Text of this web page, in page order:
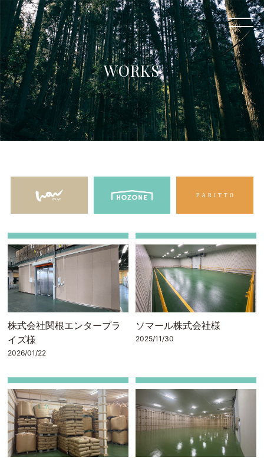
WORKS
株式会社関根エンタープラ
イズ様
2026/01/22
ソマール株式会社様
2025/11/30